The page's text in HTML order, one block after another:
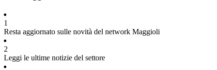
1
Resta aggiornato sulle novità del network Maggioli
2
Leggi le ultime notizie del settore